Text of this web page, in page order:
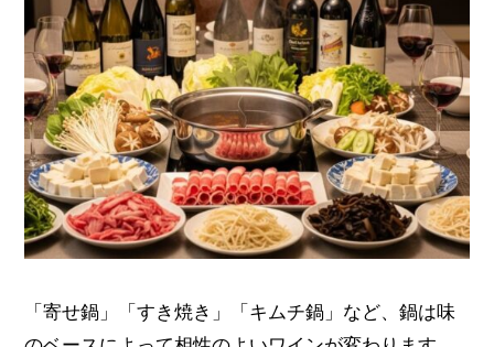
「寄せ鍋」「すき焼き」「キムチ鍋」など、鍋は味